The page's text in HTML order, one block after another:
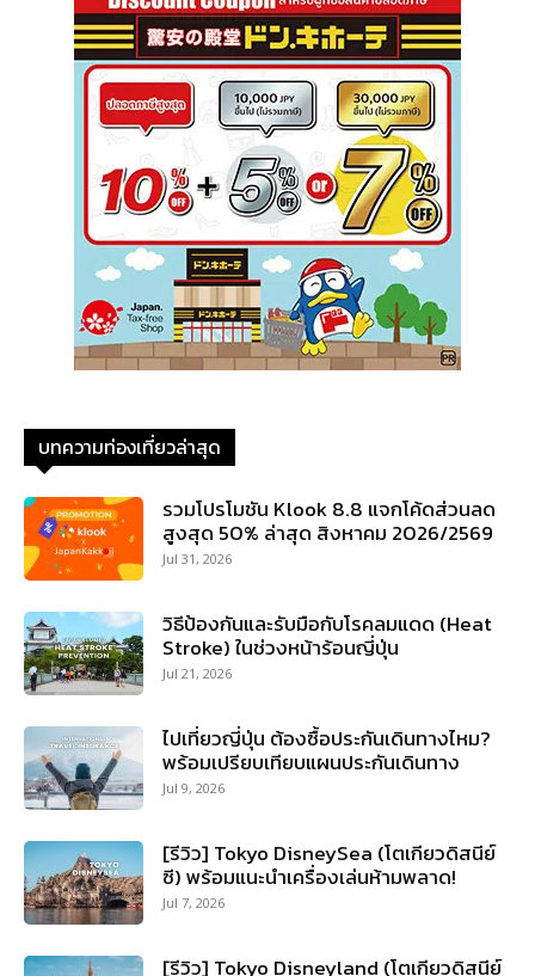
บทความท่องเที่ยวล่าสุด
รวมโปรโมชัน Klook 8.8 แจกโค้ดส่วนลด
สูงสุด 50% ล่าสุด สิงหาคม 2026/2569
Jul 31, 2026
วิธีป้องกันและรับมือกับโรคลมแดด (Heat
Stroke) ในช่วงหน้าร้อนญี่ปุ่น
Jul 21, 2026
ไปเที่ยวญี่ปุ่น ต้องซื้อประกันเดินทางไหม?
พร้อมเปรียบเทียบแผนประกันเดินทาง
Jul 9, 2026
[รีวิว] Tokyo DisneySea (โตเกียวดิสนีย์
ซี) พร้อมแนะนำเครื่องเล่นห้ามพลาด!
Jul 7, 2026
[รีวิว] Tokyo Disneyland (โตเกียวดิสนีย์